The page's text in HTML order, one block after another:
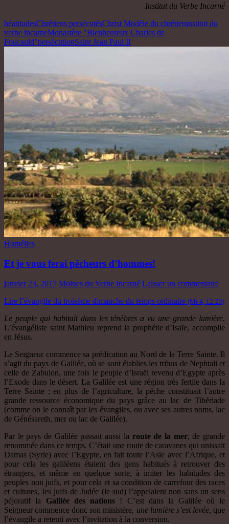
Institut du Verbe Incarné
béatitudesChrétiens persécutésChrist Modèle du chrétieninstitut du
verbe incarneMonastère "Bienheureux Charles de
Foucauld"persécutionSaint Jean Paul II
Homélies
Et je vous ferai pêcheurs d’hommes!
janvier 23, 2017 Moines du Verbe Incarné Laisser un commentaire
Lire l’évangile du troisème dimanche du temps ordinaire (Mt 4, 12-23)
Le peuple qui habitait dans les ténèbres a vu une grande lumière.
L’évangéliste saint Mathieu reprend la prophétie d’Isaïe, accomplie
en Jésus.
Le Seigneur commence sa prédication au Nord de la Terre Sainte. Il
s’agit du pays de Galilée, où se sont établies les tribus de Nephtali et
celle de Zabulon, une fois le peuple d’Israël revenu d’Egypte après
l’Exode dans le désert. La Galilée est une région très fertile dans la
Terre Sainte ; en plus de l’agriculture, la pêche constituait l’autre
grande ressource économique du pays grâce au lac de Tibériade
(comme on le connaît par les évangiles, ou avec ses autres noms, lac
de Génésareth, mer ou lac de Galilée).
Par le pays de Galilée passait aussi la route de la mer, de grande
renommée dans ce temps. C’était une route de caravanes qui unissait
Damas (Syrie) avec l’Egypte, en fait toute l’Asie avec l’Afrique, et
pour cela les galiléens étaient des gens habitués à retrouver des
étrangers, et même en quelque sorte, à imiter les habitudes des
peuples non juifs, et pour cela et sa condition de carrefour des races
et cultures, les juifs de Judée (le sud) l’appelaient non sans un sens
péjoratif la Galilée des nations ! C’est dans la Galilée où le
Seigneur commence donc son ministère, une lumière s’est levée,que
l’évangile a retenti avec l’invitation à la conversion.